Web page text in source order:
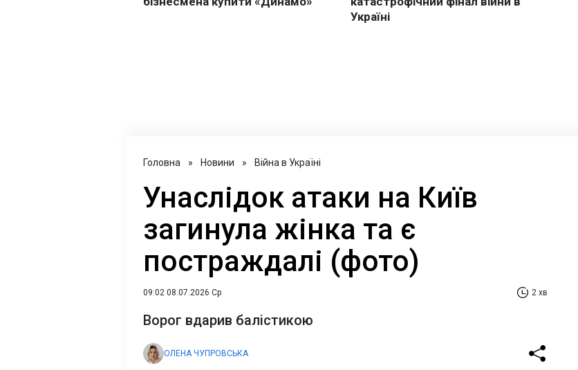
Головна » Новини » Війна в Україні
Унаслідок атаки на Київ
загинула жінка та є
постраждалі (фото)
09:02 08.07.2026 Ср 2 хв
Ворог вдарив балістикою
ОЛЕНА ЧУПРОВСЬКА